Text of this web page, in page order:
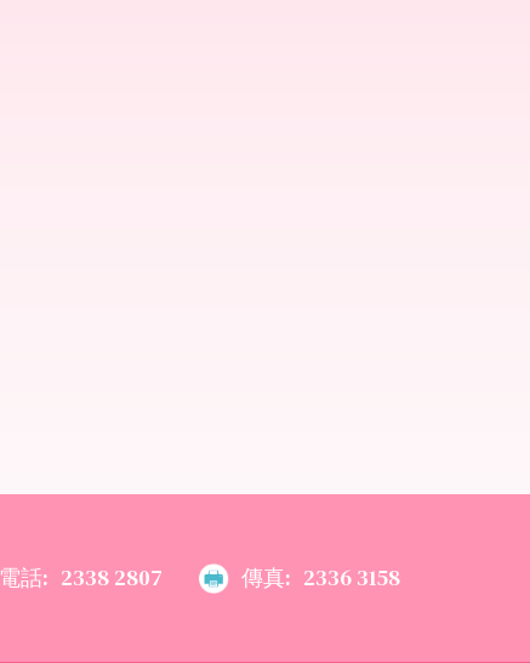
電話: 2338 2807 傳真: 2336 3158